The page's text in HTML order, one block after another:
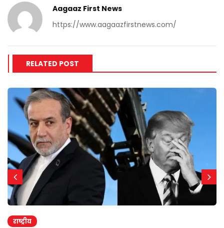
Aagaaz First News
https://www.aagaazfirstnews.com/
RELATED POST
राष्ट्रीय